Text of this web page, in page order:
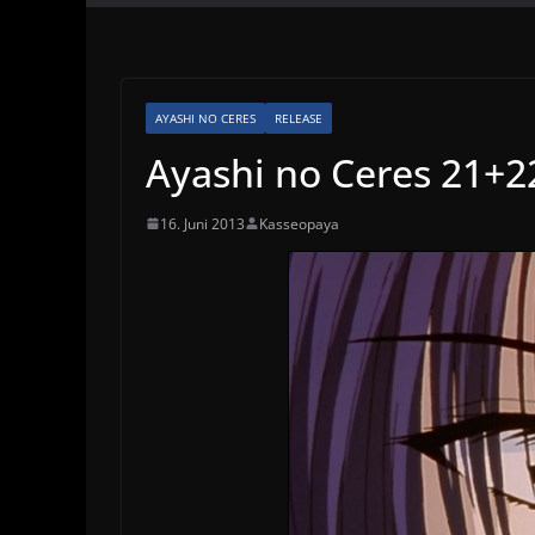
AYASHI NO CERES RELEASE
Ayashi no Ceres
16. Juni 2013 Kasseopaya